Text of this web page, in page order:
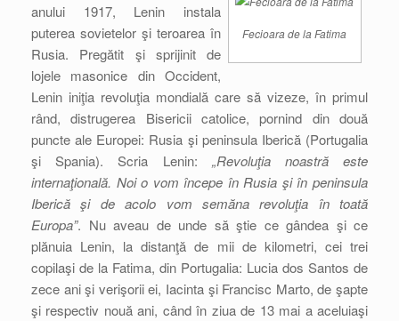
Fecioara de la Fatima
anului 1917, Lenin instala
puterea sovietelor şi teroarea în
Rusia. Pregătit şi sprijinit de
lojele masonice din Occident,
Lenin iniţia revoluţia mondială care să vizeze, în primul
rând, distrugerea Bisericii catolice, pornind din două
puncte ale Europei: Rusia şi peninsula Iberică (Portugalia
şi Spania). Scria Lenin: „Revoluţia noastră este
internaţională. Noi o vom începe în Rusia şi în peninsula
Iberică şi de acolo vom semăna revoluţia în toată
Europa”. Nu aveau de unde să ştie ce gândea şi ce
plănuia Lenin, la distanţă de mii de kilometri, cei trei
copilaşi de la Fatima, din Portugalia: Lucia dos Santos de
zece ani şi verişorii ei, Iacinta şi Francisc Marto, de şapte
şi respectiv nouă ani, când în ziua de 13 mai a aceluiaşi